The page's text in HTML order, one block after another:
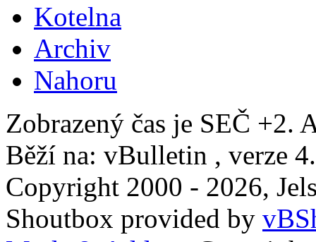
Kotelna
Archiv
Nahoru
Zobrazený čas je SEČ +2.
Běží na: vBulletin , verze
Copyright 2000 - 2026,
Shoutbox provided by